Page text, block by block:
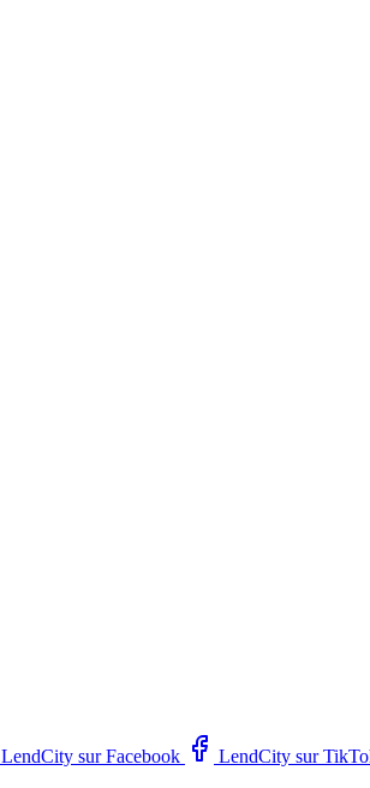
LendCity sur Facebook LendCity sur